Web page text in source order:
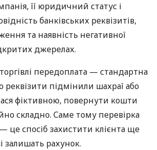
її юридичний статус і
банківських реквізитів,
та наявність негативної
джерелах.
передоплата — стандартна
реквізити підмінили шахраї або
фіктивною, повернути кошти
складно. Саме тому перевірка
це спосіб захистити клієнта ще
залишать рахунок.